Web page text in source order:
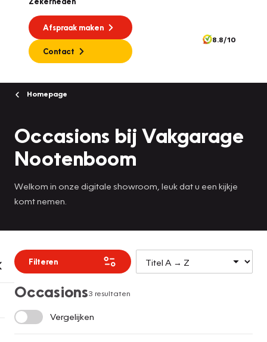
Afspraak maken
Contact
8.8/10
Homepage
Occasions bij Vakgarage
Nootenboom
Welkom in onze digitale showroom, leuk dat u een kijkje
komt nemen.
Filteren
Occasions3 resultaten
Vergelijken